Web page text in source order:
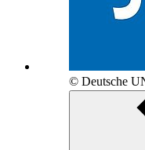
© Deutsche